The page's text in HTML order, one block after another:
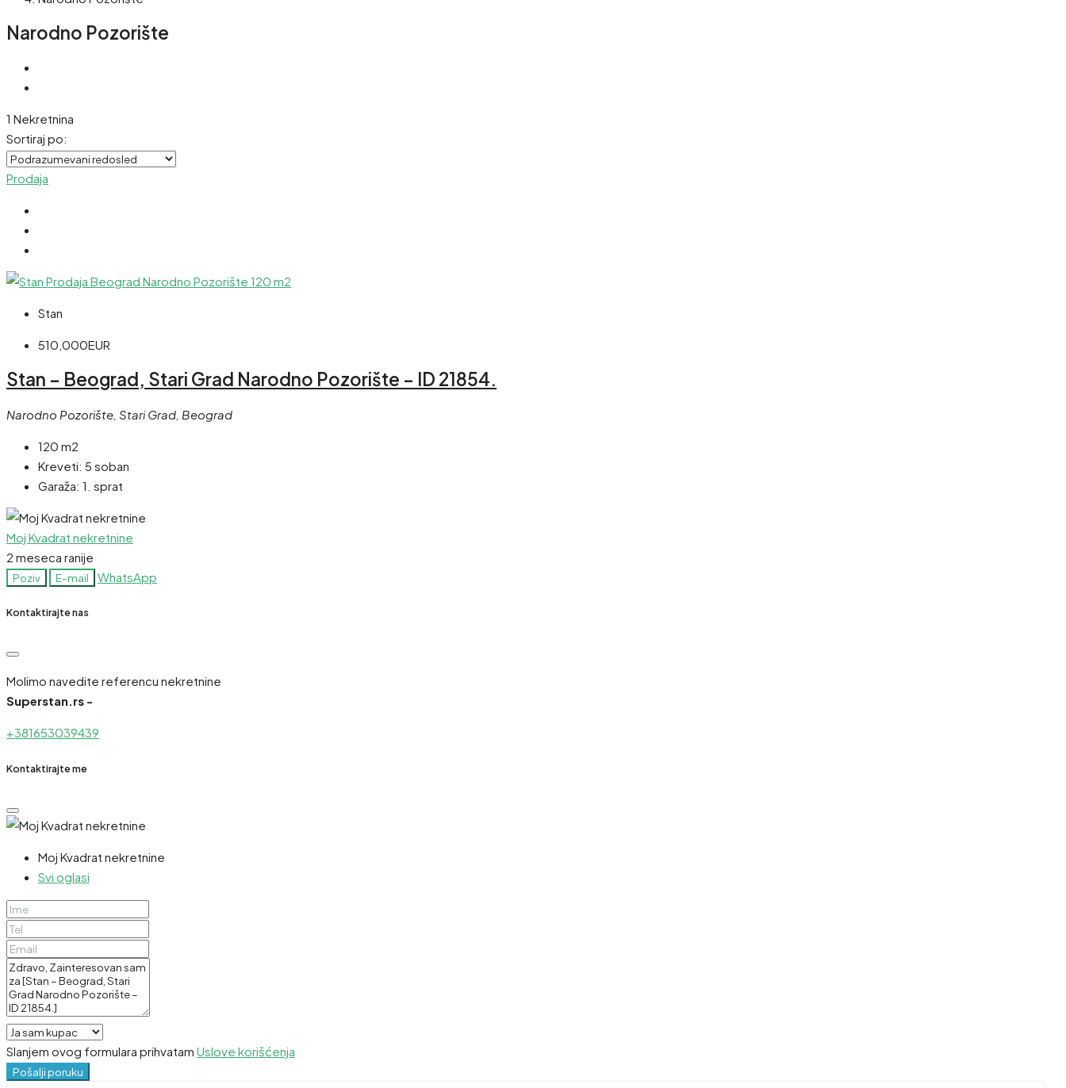
Narodno Pozorište
1 Nekretnina
Sortiraj po:
Prodaja
Stan
510,000EUR
Stan – Beograd, Stari Grad Narodno Pozorište – ID 21854.
Narodno Pozorište, Stari Grad, Beograd
120 m2
Kreveti: 5 soban
Garaža: 1. sprat
Moj Kvadrat nekretnine
2 meseca ranije
Poziv E-mail WhatsApp
Kontaktirajte nas
Molimo navedite referencu nekretnine
Superstan.rs -
+381653039439
Kontaktirajte me
Moj Kvadrat nekretnine
Svi oglasi
Slanjem ovog formulara prihvatam Uslove korišćenja
Pošalji poruku